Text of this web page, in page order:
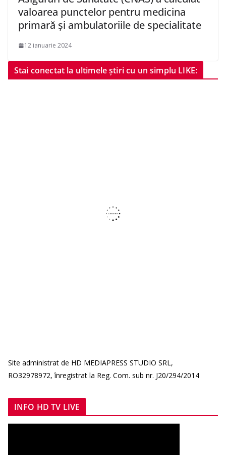
valoarea punctelor pentru medicina
primară şi ambulatoriile de specialitate
12 ianuarie 2024
Stai conectat la ultimele știri cu un simplu LIKE:
Site administrat de HD MEDIAPRESS STUDIO SRL,
RO32978972, înregistrat la Reg. Com. sub nr. J20/294/2014
INFO HD TV LIVE